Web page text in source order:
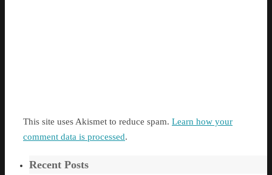
This site uses Akismet to reduce spam. Learn how your
comment data is processed.
Recent Posts